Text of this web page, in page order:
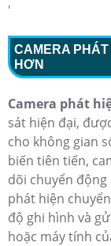
'
CAMERA
HƠN
Camera phát
sát hiện đại,
cho không gian
biến tiên tiến,
dõi chuyển
phát hiện
độ ghi hình và
hoặc máy tính